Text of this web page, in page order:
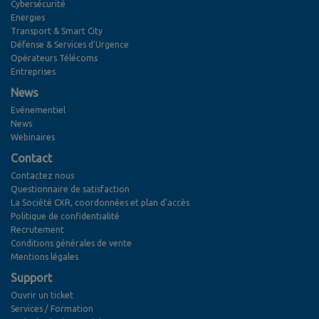
Cybersécurité
Energies
Transport & Smart City
Défense & Services d'Urgence
Opérateurs Télécoms
Entreprises
News
Evénementiel
News
Webinaires
Contact
Contactez nous
Questionnaire de satisfaction
La Société CXR, coordonnées et plan d'accès
Politique de confidentialité
Recrutement
Conditions générales de vente
Mentions légales
Support
Ouvrir un ticket
Services / Formation